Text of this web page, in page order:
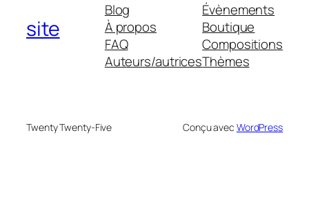
site
Blog
À propos
FAQ
Auteurs/autrices
Évènements
Boutique
Compositions
Thèmes
Twenty Twenty-Five Conçu avec WordPress